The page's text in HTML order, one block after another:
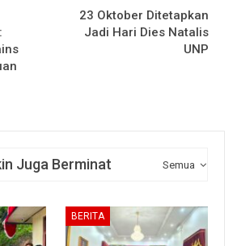
23 Oktober Ditetapkan
Jadi Hari Dies Natalis
UNP
Semua
Juga Berminat
BERITA